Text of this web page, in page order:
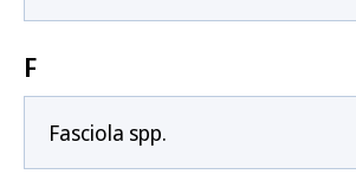
F
Fasciola spp.